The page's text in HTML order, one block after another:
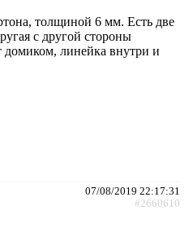
толщиной 6 мм. Есть две
с другой стороны
домиком, линейка внутри и
07/08/2019 22:17:31
#2660610